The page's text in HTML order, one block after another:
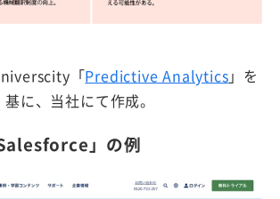
「Predictive Analytics」を
基に、当社にて作成。
」の例